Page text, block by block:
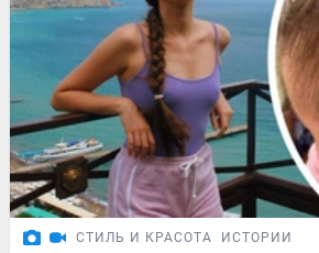
СТИЛЬ И КРАСОТА ИСТОРИИ